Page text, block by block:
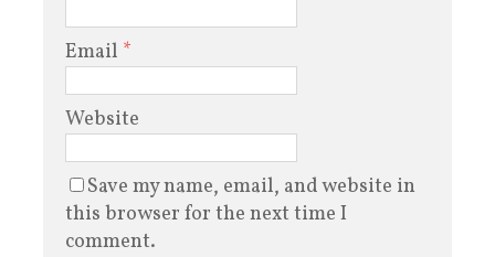
Email *
Website
Save my name, email, and website in
this browser for the next time I
comment.